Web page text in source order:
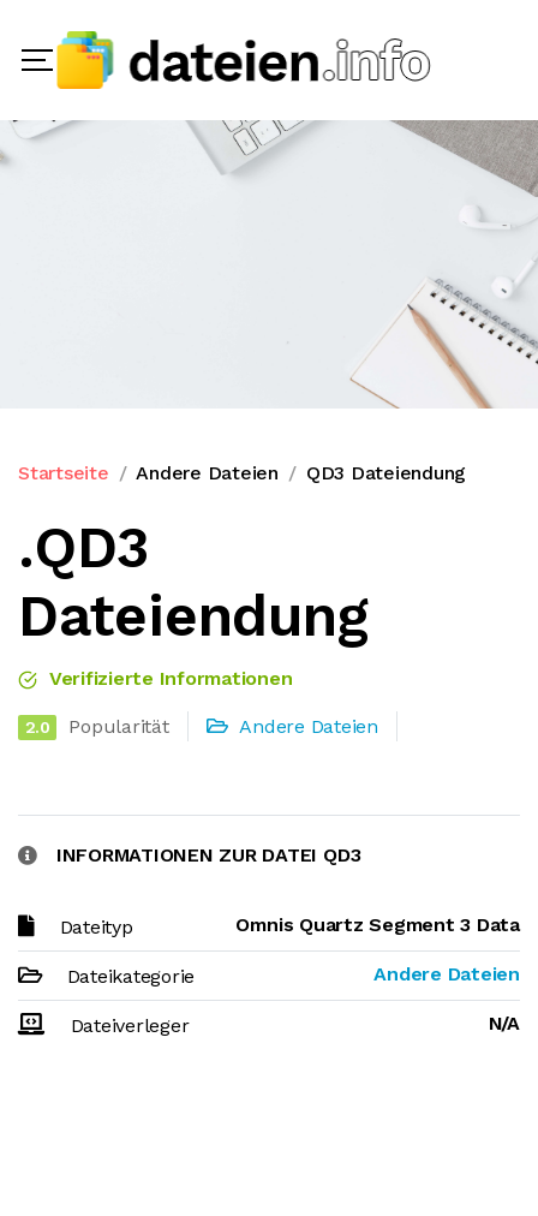
Startseite Andere Dateien QD3 Dateiendung
.QD3
Dateiendung
Verifizierte Informationen
2.0 Popularität Andere Dateien
INFORMATIONEN ZUR DATEI QD3
Dateityp Omnis Quartz Segment 3 Data
Dateikategorie Andere Dateien
Dateiverleger N/A